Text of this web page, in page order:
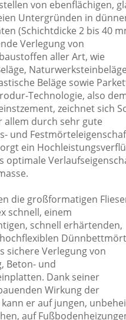
von ebenflächigen,
Untergründen in
(Schichtdicke 2 bis 40
Verlegung von
aller Art, wie
Beläge sowie
Technologie, also
zeichnet sich
allem durch sehr gute
und
ein
optimale
die großformatigen
schnell, einem
schnell erhärtenden,
sichere Verlegung von
Beton- und
Dank seiner
Wirkung der
er auf jungen,
auf